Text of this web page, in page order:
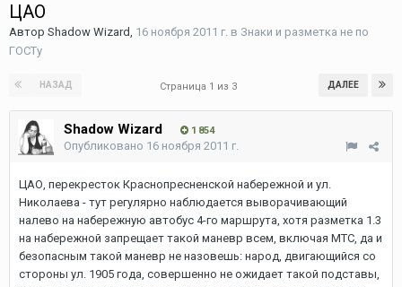
ЦАО
Автор Shadow Wizard, 16 ноября 2011 г. в Знаки и разметка не по
ГОСТу
НАЗАД ДАЛЕЕ
Страница 1 из 3
Shadow Wizard 1 854
Опубликовано 16 ноября 2011 г.
ЦАО, перекресток Краснопресненской набережной и ул.
Николаева - тут регулярно наблюдается выворачивающий
налево на набережную автобус 4-го маршрута, хотя разметка 1.3
на набережной запрещает такой маневр всем, включая МТС, да и
безопасным такой маневр не назовешь: народ, двигающийся со
стороны ул. 1905 года, совершенно не ожидает такой подставы,